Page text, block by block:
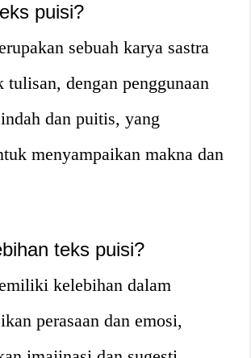
puisi?
sebuah karya sastra
tulisan, dengan penggunaan
dan puitis, yang
menyampaikan makna dan
teks puisi?
kelebihan dalam
perasaan dan emosi,